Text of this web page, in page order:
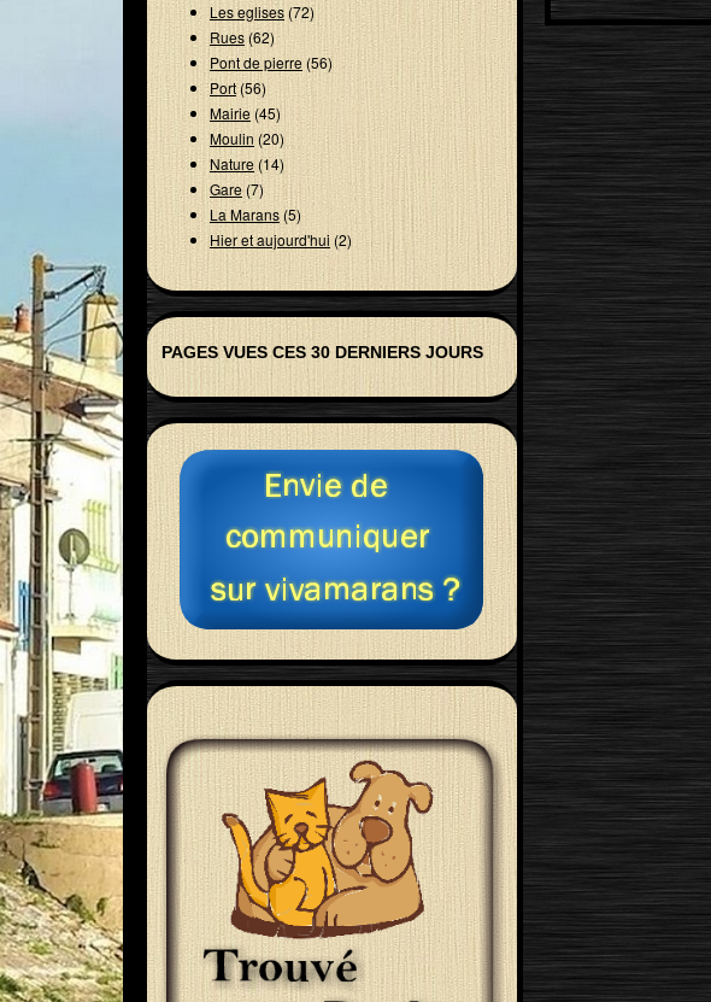
Les eglises(72)
Rues(62)
Pont de pierre(56)
Port(56)
Mairie(45)
Moulin(20)
Nature(14)
Gare (7)
La Marans(5)
Hier et aujourd'hui (2)
PAGES VUES CES 30 DERNIERS JOURS